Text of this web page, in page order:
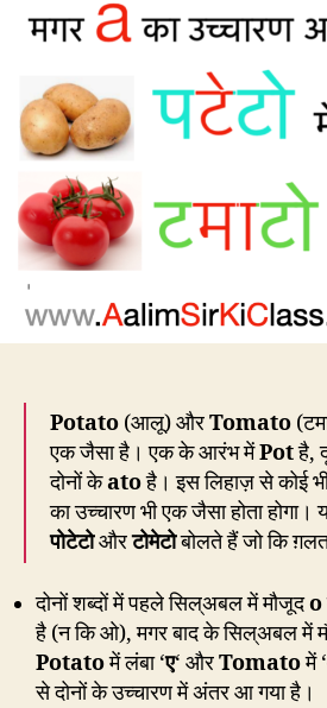
Potato (आलू) औरTomato
एक जैसा है। एक के आरंभ मेंPotहै,
दोनों केatoहै। इस लिहाज़ से कोई
का उच्चारण भी एक जैसा होता होगा।
पोटेटोऔरटोमेटोबोलते हैं जो कि
दोनों शब्दों में पहले सिल्अबल में मौजूदo
है (न कि ओ), मगर बाद के सिल्अबल में
Potatoमें लंबा ‘ए‘ औरTomatoमें ‘
से दोनों के उच्चारण में अंतर आ गया है।